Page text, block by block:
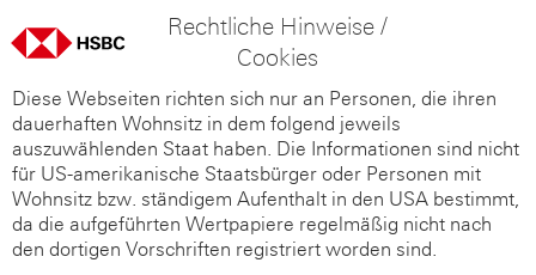
Rechtliche Hinweise /
Cookies
Diese Webseiten richten sich nur an Personen, die ihren
dauerhaften Wohnsitz in dem folgend jeweils
auszuwählenden Staat haben. Die Informationen sind nicht
für US-amerikanische Staatsbürger oder Personen mit
Wohnsitz bzw. ständigem Aufenthalt in den USA bestimmt,
da die aufgeführten Wertpapiere regelmäßig nicht nach
den dortigen Vorschriften registriert worden sind.